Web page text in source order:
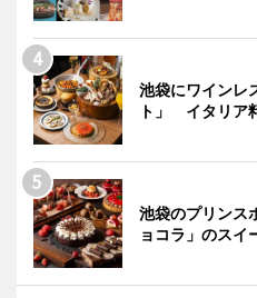
池袋にワインレ
ト」 イタリア
池袋のプリンス
ョコラ」のスイ